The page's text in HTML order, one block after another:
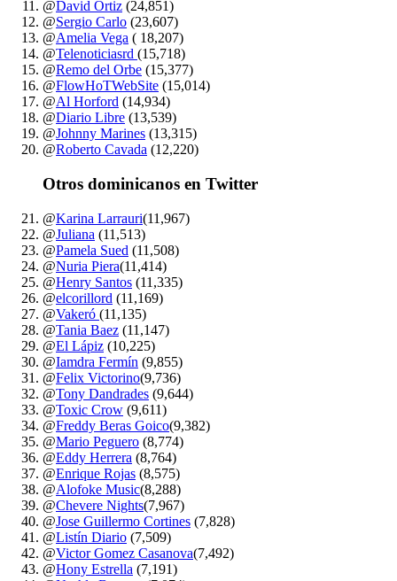
@David Ortiz (24,851)
@Sergio Carlo (23,607)
@Amelia Vega ( 18,207)
@Telenoticiasrd (15,718)
@Remo del Orbe (15,377)
@FlowHoTWebSite (15,014)
@Al Horford (14,934)
@Diario Libre (13,539)
@Johnny Marines (13,315)
@Roberto Cavada (12,220)
Otros dominicanos en Twitter
@Karina Larrauri(11,967)
@Juliana (11,513)
@Pamela Sued (11,508)
@Nuria Piera(11,414)
@Henry Santos (11,335)
@elcorillord (11,169)
@Vakeró (11,135)
@Tania Baez (11,147)
@El Lápiz (10,225)
@Iamdra Fermín (9,855)
@Felix Victorino(9,736)
@Tony Dandrades (9,644)
@Toxic Crow (9,611)
@Freddy Beras Goico(9,382)
@Mario Peguero (8,774)
@Eddy Herrera (8,764)
@Enrique Rojas (8,575)
@Alofoke Music(8,288)
@Chevere Nights(7,967)
@Jose Guillermo Cortines (7,828)
@Listín Diario (7,509)
@Victor Gomez Casanova(7,492)
@Hony Estrella (7,191)